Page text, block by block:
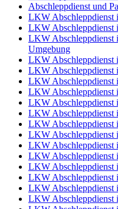
Abschleppdienst und
LKW Abschleppdienst
LKW Abschleppdienst
LKW Abschleppdienst
Umgebung
LKW Abschleppdienst
LKW Abschleppdienst
LKW Abschleppdienst
LKW Abschleppdienst
LKW Abschleppdienst
LKW Abschleppdienst
LKW Abschleppdienst
LKW Abschleppdienst
LKW Abschleppdienst
LKW Abschleppdienst
LKW Abschleppdienst
LKW Abschleppdienst
LKW Abschleppdienst
LKW Abschleppdienst